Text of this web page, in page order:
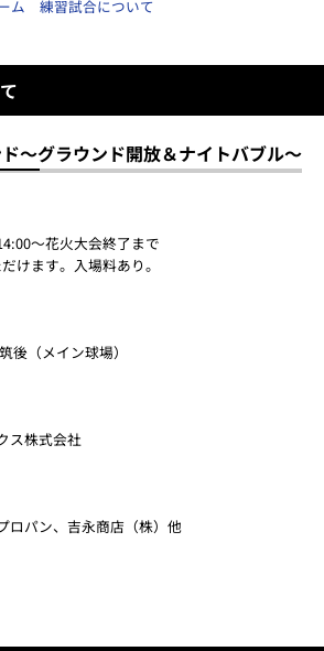
ム 練習試合について
～グラウンド開放＆ナイトバブル～
～花火大会終了まで
けます。入場料あり。
後（メイン球場）
ス株式会社
ロパン、吉永商店（株）他